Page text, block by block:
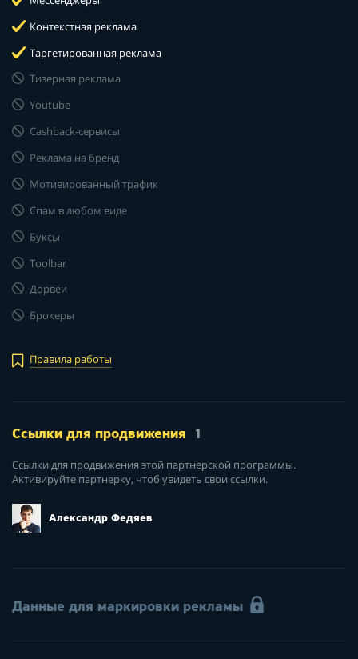
Контекстная реклама
Таргетированная реклама
Тизерная реклама
Youtube
Cashback-сервисы
Реклама на бренд
Мотивированный трафик
Спам в любом виде
Буксы
Toolbar
Дорвеи
Брокеры
Правила работы
Ссылки для продвижения 1
Ссылки для продвижения этой партнерской программы.
Активируйте партнерку, чтоб увидеть свои ссылки.
Александр Федяев
Данные для маркировки рекламы